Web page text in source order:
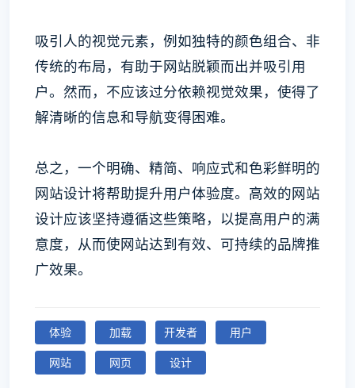
吸引人的视觉元素，例如独特的颜色组合、非
传统的布局，有助于网站脱颖而出并吸引用
户。然而，不应该过分依赖视觉效果，使得了
解清晰的信息和导航变得困难。
总之，一个明确、精简、响应式和色彩鲜明的
网站设计将帮助提升用户体验度。高效的网站
设计应该坚持遵循这些策略，以提高用户的满
意度，从而使网站达到有效、可持续的品牌推
广效果。
体验 加载 开发者
用户
网站
网页 设计